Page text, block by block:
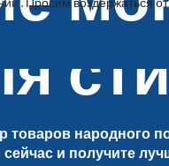
товаров народного
и получите